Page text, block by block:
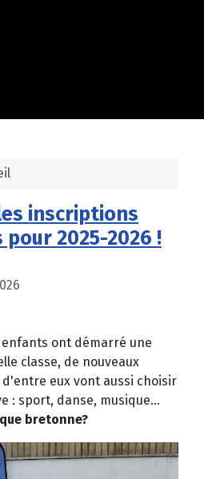
inscriptions
2025-2026 !
enfants ont démarré une
classe, de nouveaux
eux vont aussi choisir
: sport, danse, musique...
bretonne?